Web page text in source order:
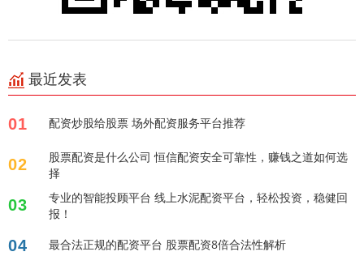
最近发表
01 配资炒股给股票 场外配资服务平台推荐
02
股票配资是什么公司 恒信配资安全可靠性，赚钱之道如何选
择
03
专业的智能投顾平台 线上水泥配资平台，轻松投资，稳健回
报！
04 最合法正规的配资平台 股票配资8倍合法性解析